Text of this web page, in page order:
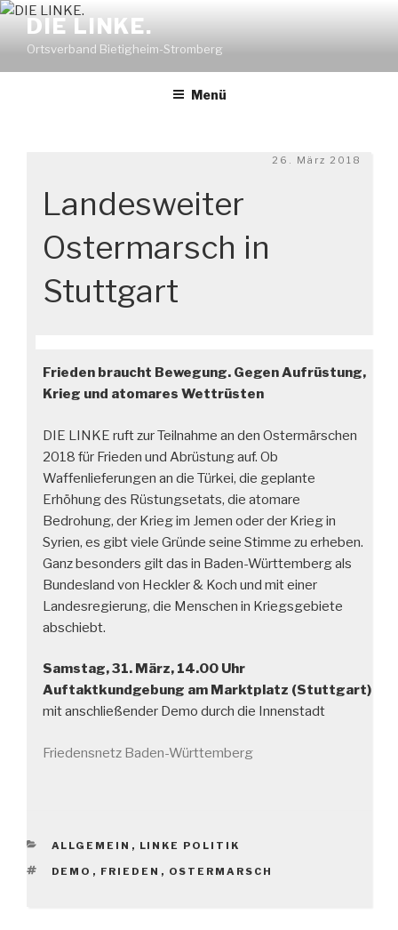
Zum
Inhalt
springen
DIE LINKE.
Ortsverband Bietigheim-Stromberg
Menü
Veröffentlicht
26. März 2018
Landesweiter
Ostermarsch in
Stuttgart
Frieden braucht Bewegung. Gegen Aufrüstung,
Krieg und atomares Wettrüsten
DIE LINKE ruft zur Teilnahme an den Ostermärschen
2018 für Frieden und Abrüstung auf. Ob
Waffenlieferungen an die Türkei, die geplante
Erhöhung des Rüstungsetats, die atomare
Bedrohung, der Krieg im Jemen oder der Krieg in
Syrien, es gibt viele Gründe seine Stimme zu erheben.
Ganz besonders gilt das in Baden-Württemberg als
Bundesland von Heckler & Koch und mit einer
Landesregierung, die Menschen in Kriegsgebiete
abschiebt.
Samstag, 31. März, 14.00 Uhr
Auftaktkundgebung am Marktplatz (Stuttgart)
mit anschließender Demo durch die Innenstadt
Friedensnetz Baden-Württemberg
KATEGORIEN
ALLGEMEIN , LINKE POLITIK
SCHLAGWÖRTER
DEMO , FRIEDEN , OSTERMARSCH